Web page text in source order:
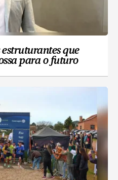
estruturantes que
para o futuro